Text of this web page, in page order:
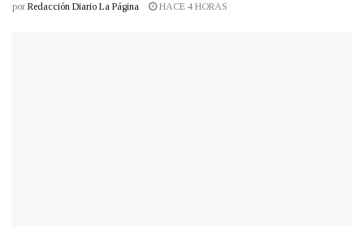
por Redacción Diario La Página HACE 4 HORAS